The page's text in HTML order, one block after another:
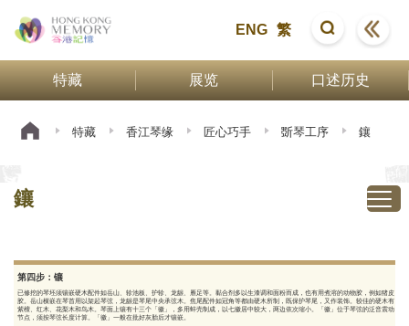
ENG 繁
特藏 展览 口述历史
特藏 香江琴缘 匠心巧手 斲琴工序 鑲
鑲